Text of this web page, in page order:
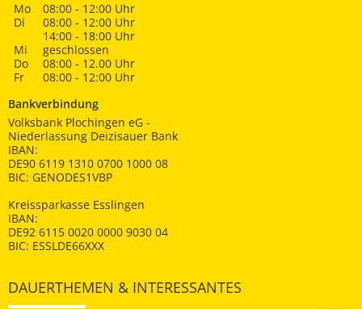
Mo
08:00 - 12:00 Uhr
Di
08:00 - 12:00 Uhr
14:00 - 18:00 Uhr
Mi
geschlossen
Do
08:00 - 12.00 Uhr
Fr
08:00 - 12:00 Uhr
Bankverbindung
Volksbank Plochingen eG -
Niederlassung Deizisauer Bank
IBAN:
DE90 6119 1310 0700 1000 08
BIC: GENODES1VBP
Kreissparkasse Esslingen
IBAN:
DE92 6115 0020 0000 9030 04
BIC: ESSLDE66XXX
DAUERTHEMEN & INTERESSANTES